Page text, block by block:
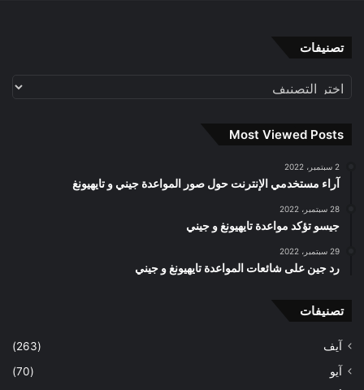
تصنيفات
تصنيفات
Most Viewed Posts
2 سبتمبر، 2022
آراء مستخدمي الإنترنت حول صور المواعدة جيني و تايهيونغ
28 سبتمبر، 2022
جيسو تؤكد مواعدة تايهيونغ و جيني
29 سبتمبر، 2022
رد جين على شائعات المواعدة تايهيونغ و جيني
تصنيفات
آيف
(263)
آيو
(70)